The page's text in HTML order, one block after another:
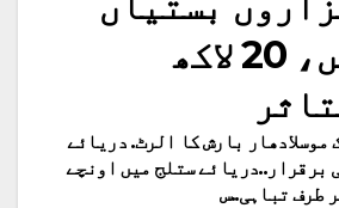
ڈوب گئیں، 20 لاکھ
تک موسلادھار بارش کا الرٹ. دریائے
برقرار..دریائے ستلج میں اونچے
طرف تباہی..س